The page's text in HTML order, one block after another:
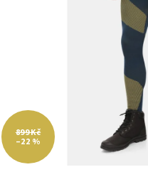
899 Kč
–22 %